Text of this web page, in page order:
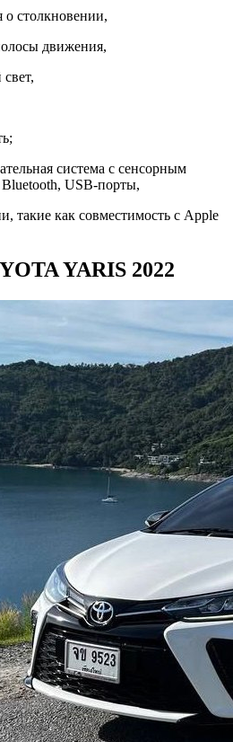
о столкновении,
движения,
система с сенсорным
USB-порты,
такие как совместимость с Apple
YARIS 2022